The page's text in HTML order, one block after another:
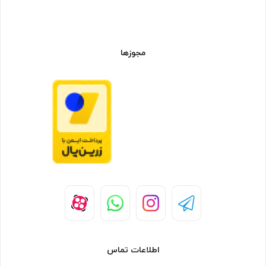
مجوزها
اطلاعات تماس